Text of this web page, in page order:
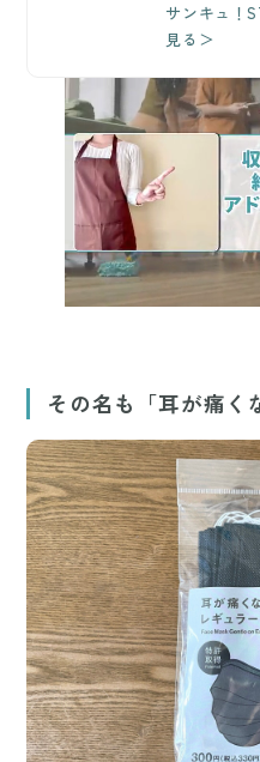
サンキュ！
見る＞
その名も「耳が痛く